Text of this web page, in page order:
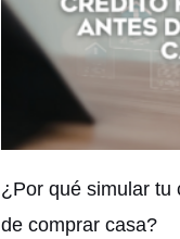
¿Por qué simular tu
de comprar casa?